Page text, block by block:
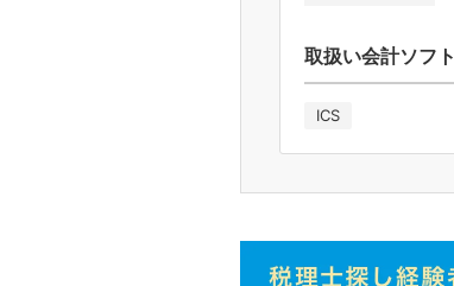
取扱い会計ソフト
ICS